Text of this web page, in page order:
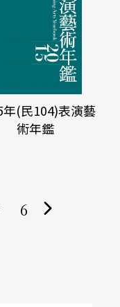
年(民104)表演藝
術年鑑
6